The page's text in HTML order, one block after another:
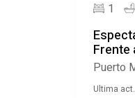
1
Frente
Puerto
Ultima